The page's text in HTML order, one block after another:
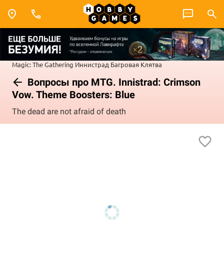
Magic: The Gathering Иннистрад Багровая Клятва
Вопросы про MTG. Innistrad: Crimson
Vow. Theme Boosters: Blue
The dead are not afraid of death